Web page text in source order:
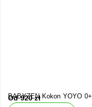
BABYZEN Kokon YOYO 0+
Od920zł